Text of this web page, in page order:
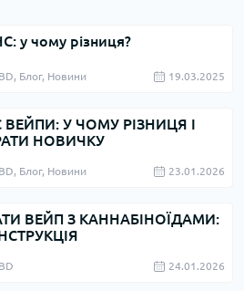
у чому різниця?
Блог, Новини 19.03.2025
ВЕЙПИ: У ЧОМУ РІЗНИЦЯ І
НОВИЧКУ
Блог, Новини 23.01.2026
ВЕЙП З КАННАБІНОЇДАМИ:
24.01.2026